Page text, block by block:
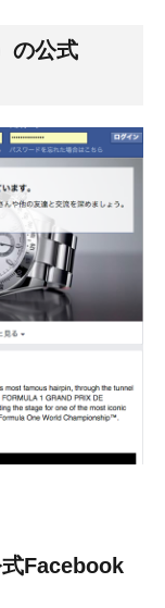
の公式
式Facebook